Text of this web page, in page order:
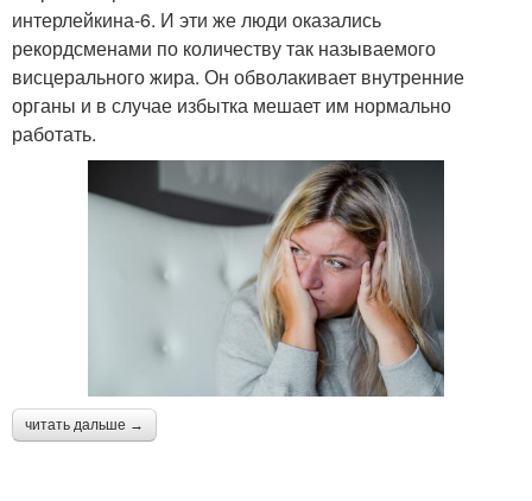
интерлейкина-6. И эти же люди оказались
рекордсменами по количеству так называемого
висцерального жира. Он обволакивает внутренние
органы и в случае избытка мешает им нормально
работать.
читать дальше →